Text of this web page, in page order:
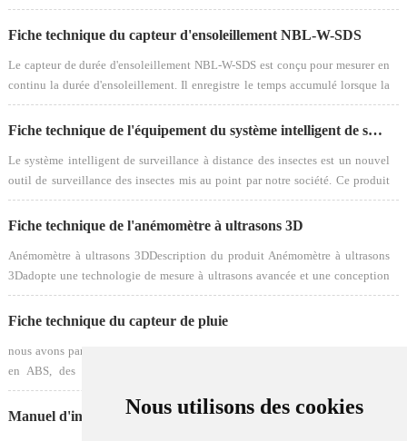
Nous utilisons des cookies
de vitesse du vent, de capteurs multifactoriels (capteurs de dioxyde de
carbone, ca···
Fiche technique du capteur d'ensoleillement NBL-W-SDS
Le capteur de durée d'ensoleillement NBL-W-SDS est conçu pour mesurer en
continu la durée d'ensoleillement. Il enregistre le temps accumulé lorsque la
tension de rayonnement incidente sur le capteur dépasse un seuil prédéfini de
200m···
Fiche technique de l'équipement du système intelligent de surveillance à distance des nuisibles
Le système intelligent de surveillance à distance des insectes est un nouvel
outil de surveillance des insectes mis au point par notre société. Ce produit
est fabriqué et traité conformément à la norme nationale GB/T 24689.1-2009
po···
Fiche technique de l'anémomètre à ultrasons 3D
Anémomètre à ultrasons 3DDescription du produit Anémomètre à ultrasons
3Dadopte une technologie de mesure à ultrasons avancée et une conception
structurelle unique, ce qui réduit considérablement l'influence de la résistance
au v···
Fiche technique du capteur de pluie
nous avons partagé les fiches techniques des pluviomètres à auget basculant
en ABS, des pluviomètres à auget basculant en acier inoxydable, des
pluviomètres à auget basculant double et des pluviomètres de 0.5mm et
0.2mm. Les différ···